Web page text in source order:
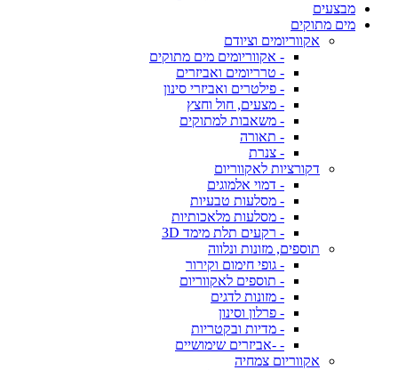
מבצעים
מים מתוקים
אקווריומים וציודם
- אקווריומים מים מתוקים
- טרריומים ואביזרים
- פילטרים ואביזרי סינון
- מצעים, חול וחצץ
- משאבות למתוקים
- תאורה
- צנרת
דקורציות לאקווריום
- דמוי אלמוגים
- מסלעות טבעיות
- מסלעות מלאכותיות
- רקעים תלת מימד 3D
תוספים, מזונות ונלווה
- גופי חימום וקירור
- תוספים לאקווריום
- מזונות לדגים
- פרלון וסינון
- מדיות ובקטריות
- -אביזרים שימושיים
אקווריום צמחיה